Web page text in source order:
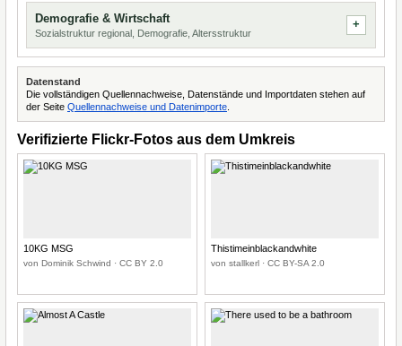
Demografie & Wirtschaft
Sozialstruktur regional, Demografie, Altersstruktur
Datenstand
Die vollständigen Quellennachweise, Datenstände und Importdaten stehen auf
der Seite Quellennachweise und Datenimporte
Verifizierte Flickr-Fotos aus dem Umkreis
10KG MSG
von Dominik Schwind · CC BY 2.0
Thistimeinblackandwhite
von stallkerl · CC BY-SA 2.0